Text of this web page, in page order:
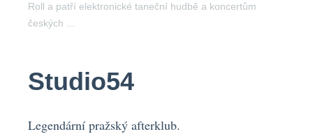
Roll a patří elektronické taneční hudbě a koncertům
českých ...
Studio54
Legendární pražský afterklub.